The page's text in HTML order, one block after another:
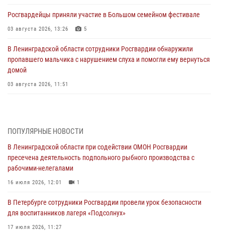
Росгвардейцы приняли участие в Большом семейном фестивале
03 августа 2026, 13:26 5
В Ленинградской области сотрудники Росгвардии обнаружили
пропавшего мальчика с нарушением слуха и помогли ему вернуться
домой
03 августа 2026, 11:51
03 августа 2026, 10:15 1
Сотрудники ГУ Росгвардии приняли участие в чемпионатах Северо-
Западного округа войск национальной гвардии РФ по спортивному и
боевому самбо
03 августа 2026, 10:07
В Ленобласти сотрудники ОМОН Росгвардии оказали содействие
полиции в проведении профилактического мероприятия
03 августа 2026, 09:16
ПОПУЛЯРНЫЕ НОВОСТИ
В Ленинградской области при содействии ОМОН Росгвардии
пресечена деятельность подпольного рыбного производства с
рабочими-нелегалами
16 июля 2026, 12:01 1
В Петербурге сотрудники Росгвардии провели урок безопасности
для воспитанников лагеря «Подсолнух»
17 июля 2026, 11:27